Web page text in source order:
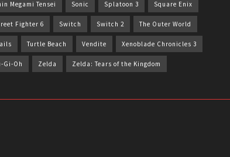
Megami Tensei Sonic Splatoon 3 Square Enix
Fighter 6 Switch Switch 2 The Outer World
Turtle Beach Vendite Xenoblade Chronicles 3
Gi-Oh Zelda Zelda: Tears of the Kingdom